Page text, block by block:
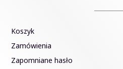
Koszyk
Zamówienia
Zapomniane hasło